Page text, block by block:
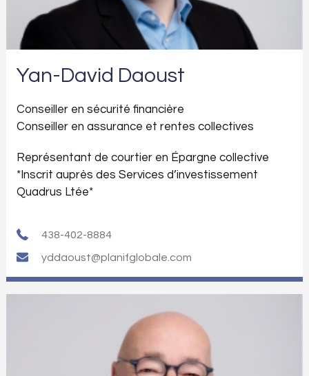
Yan-David Daoust
Conseiller en sécurité financière
Conseiller en assurance et rentes collectives
Représentant de courtier en Épargne collective
*Inscrit auprès des Services d’investissement
Quadrus Ltée*
438-402-8884
yddaoust@planifglobale.com